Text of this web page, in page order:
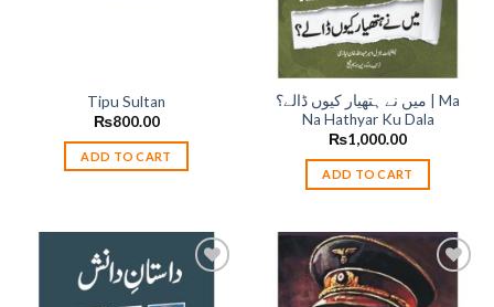
Tipu Sultan
₨800.00
ADD TO CART
میں نے ہتھیار کیوں ڈالے؟ | Ma
Na Hathyar Ku Dala
₨1,000.00
ADD TO CART